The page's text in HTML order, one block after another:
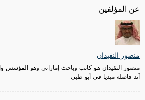
عن المؤلفين
منصور النقيدان
منصور النقيدان هو كاتب وباحث إماراتي وهو المؤسس
آند فاصلة ميديا في أبو ظبي.